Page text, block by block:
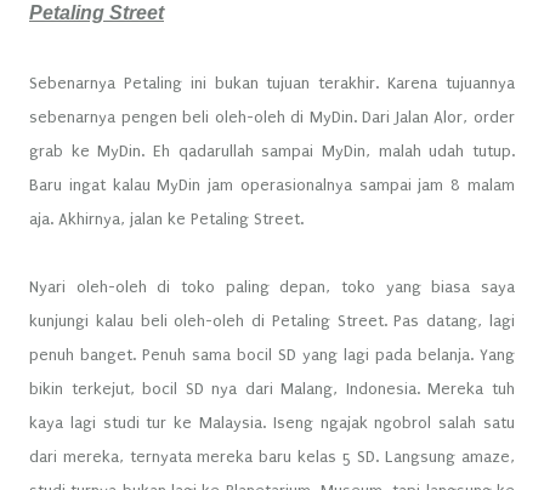
Petaling Street
Sebenarnya Petaling ini bukan tujuan terakhir. Karena tujuannya
sebenarnya pengen beli oleh-oleh di MyDin. Dari Jalan Alor, order
grab ke MyDin. Eh qadarullah sampai MyDin, malah udah tutup.
Baru ingat kalau MyDin jam operasionalnya sampai jam 8 malam
aja. Akhirnya, jalan ke Petaling Street.
Nyari oleh-oleh di toko paling depan, toko yang biasa saya
kunjungi kalau beli oleh-oleh di Petaling Street. Pas datang, lagi
penuh banget. Penuh sama bocil SD yang lagi pada belanja. Yang
bikin terkejut, bocil SD nya dari Malang, Indonesia. Mereka tuh
kaya lagi studi tur ke Malaysia. Iseng ngajak ngobrol salah satu
dari mereka, ternyata mereka baru kelas 5 SD. Langsung amaze,